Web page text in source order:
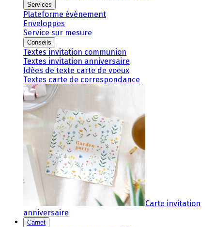
Services
Plateforme événement
Enveloppes
Service sur mesure
Conseils
Textes invitation communion
Textes invitation anniversaire
Idées de texte carte de voeux
Textes carte de correspondance
Carte invitation
anniversaire
Carnet